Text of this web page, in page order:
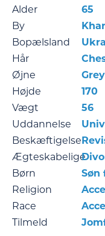
Alder
65
By
Bopælsland
Hår
Øjne
Højde
170
Vægt
56
Uddannelse
Beskæftigelse
Ægteskabelige
Børn
Søn
Religion
Race
Tilmeld